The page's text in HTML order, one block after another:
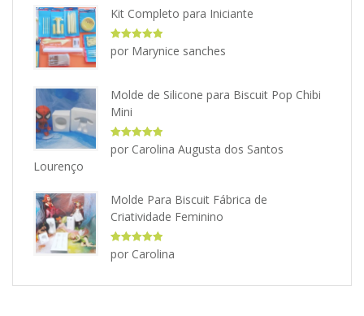
Kit Completo para Iniciante
Avaliação
de 5
por Marynice sanches
Molde de Silicone para Biscuit Pop Chibi
Mini
Avaliação
de 5
por Carolina Augusta dos Santos
Lourenço
Molde Para Biscuit Fábrica de
Criatividade Feminino
Avaliação
de 5
por Carolina